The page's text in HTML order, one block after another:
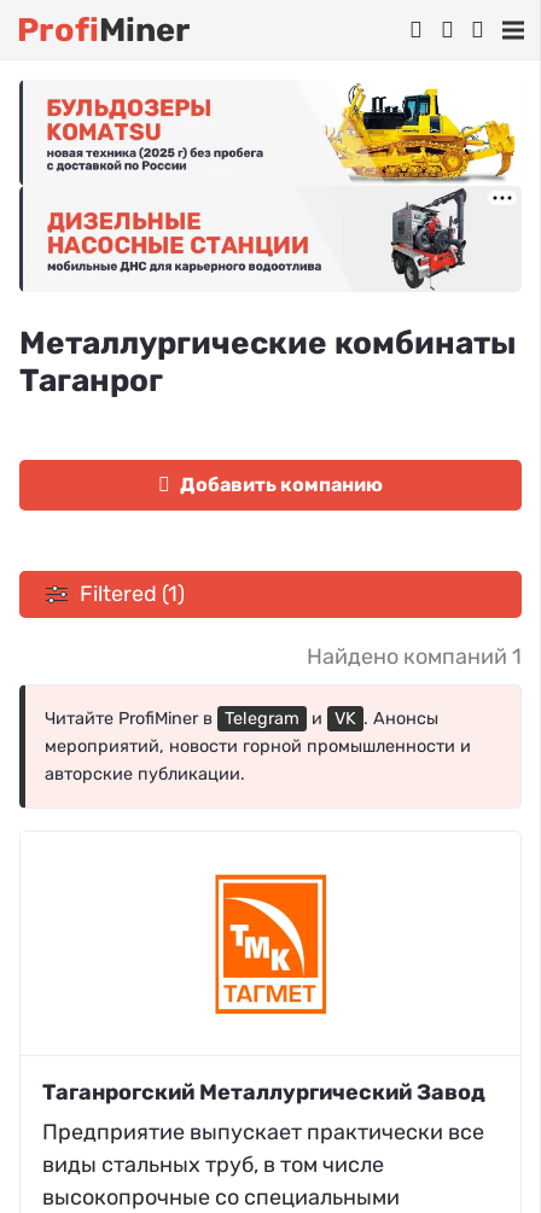
ProfiMiner
Металлургические комбинаты
Таганрог
Добавить компанию
Filtered (1)
Найдено компаний 1
Читайте ProfiMiner в Telegram и VK . Анонсы
мероприятий, новости горной промышленности и
авторские публикации.
Таганрогский Металлургический Завод
Предприятие выпускает практически все
виды стальных труб, в том числе
высокопрочные со специальными